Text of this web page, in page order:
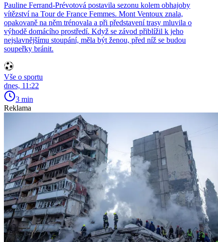
Pauline Ferrand-Prévotová postavila sezonu kolem obhajoby
vítězství na Tour de France Femmes. Mont Ventoux znala,
opakovaně na něm trénovala a při představení trasy mluvila o
výhodě domácího prostředí. Když se závod přiblížil k jeho
nejslavnějšímu stoupání, měla být ženou, před níž se budou
soupeřky bránit.
Vše o sportu
dnes, 11:22
3 min
Reklama